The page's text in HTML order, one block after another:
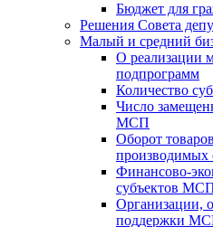
Бюджет для
Решения Совета
Малый и средний
О реализации
подпрограмм
Количество
Число
МСП
Оборот
Финансово-
субъектов
Организации,
поддержки